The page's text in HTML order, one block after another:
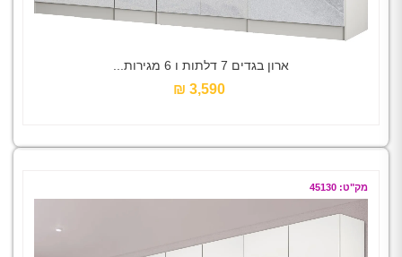
ארון בגדים 7 דלתות ו 6 מגירות...
3,590 ₪‎
מק"ט: 45130